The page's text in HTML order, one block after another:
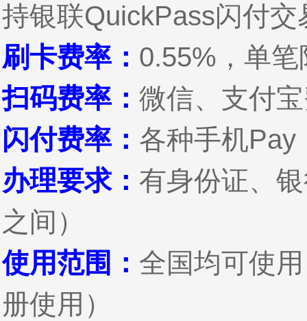
持银联QuickPass闪付
刷卡费率： 0.55%，单
扫码费率：微信、支付
闪付费率： 各种手机Pay
办理要求：有身份证、
之间）
使用范围： 全国均可使
册使用）